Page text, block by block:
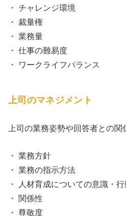
・ チャレンジ環境
・ 裁量権
・ 業務量
・ 仕事の難易度
・ ワークライフバランス
上司のマネジメント
上司の業務姿勢や回答者との関
・ 業務方針
・ 業務の指示方法
・ 人材育成についての意識・行
・ 関係性
・ 尊敬度